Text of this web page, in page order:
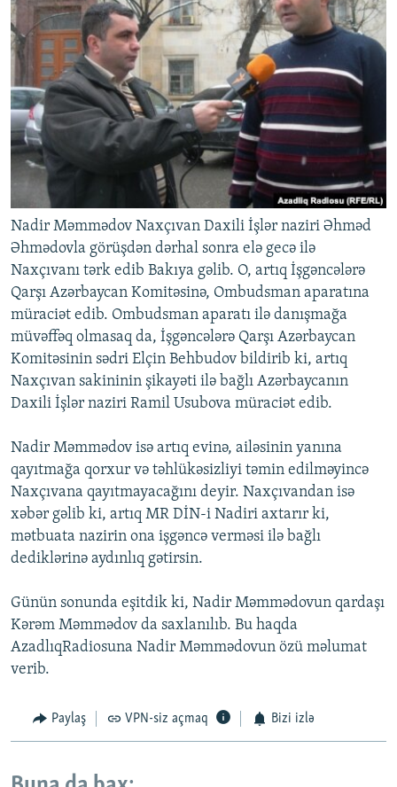
Nadir Məmmədov Naxçıvan Daxili İşlər naziri Əhməd
Əhmədovla görüşdən dərhal sonra elə gecə ilə
Naxçıvanı tərk edib Bakıya gəlib. O, artıq İşgəncələrə
Qarşı Azərbaycan Komitəsinə, Ombudsman aparatına
müraciət edib. Ombudsman aparatı ilə danışmağa
müvəffəq olmasaq da, İşgəncələrə Qarşı Azərbaycan
Komitəsinin sədri Elçin Behbudov bildirib ki, artıq
Naxçıvan sakininin şikayəti ilə bağlı Azərbaycanın
Daxili İşlər naziri Ramil Usubova müraciət edib.
Nadir Məmmədov isə artıq evinə, ailəsinin yanına
qayıtmağa qorxur və təhlükəsizliyi təmin edilməyincə
Naxçıvana qayıtmayacağını deyir. Naxçıvandan isə
xəbər gəlib ki, artıq MR DİN-i Nadiri axtarır ki,
mətbuata nazirin ona işgəncə verməsi ilə bağlı
dediklərinə aydınlıq gətirsin.
Günün sonunda eşitdik ki, Nadir Məmmədovun qardaşı
Kərəm Məmmədov da saxlanılıb. Bu haqda
AzadlıqRadiosuna Nadir Məmmədovun özü məlumat
verib.
Paylaş VPN-siz açmaq Bizi izlə